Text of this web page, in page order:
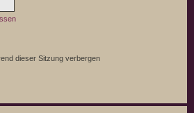
dieser Sitzung verbergen